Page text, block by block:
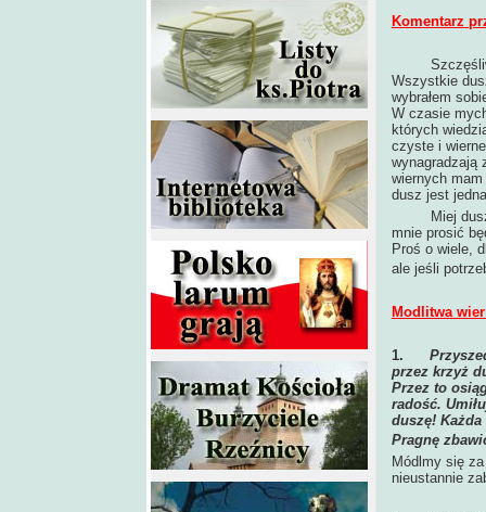
Komentarz
Szczęśliwe
Wszystkie
wybrałem
W czasie
których
czyste i
wynagradzają
wiernych
dusz jest
Miej duszę
mnie prosić
Proś o wiele,
ale jeśli
Modlitwa
1.
przez krzyż
Przez to
radość.
duszę!
Pragnę
Módlmy się
nieustannie